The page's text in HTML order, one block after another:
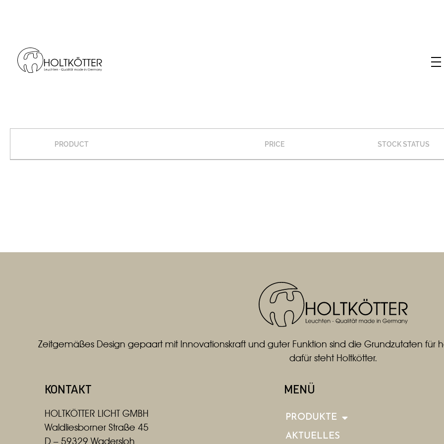
PRODUCT PRICE STOCK STATUS
Zeitgemäßes Design gepaart mit Innovationskraft und guter Funktion sind die Grundzutaten für
dafür steht Holtkötter.
KONTAKT
HOLTKÖTTER LICHT GMBH
Waldliesborner Straße 45
D – 59329 Wadersloh
MENÜ
PRODUKTE
AKTUELLES